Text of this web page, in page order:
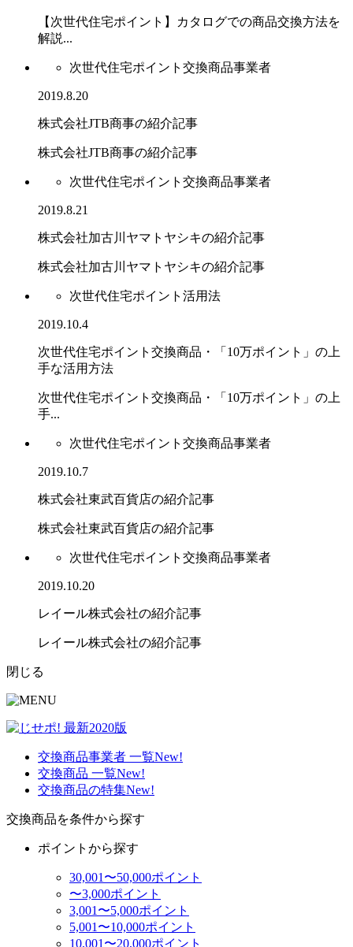
【次世代住宅ポイント】カタログでの商品交換方法を
解説...
次世代住宅ポイント交換商品事業者
2019.8.20
株式会社JTB商事の紹介記事
株式会社JTB商事の紹介記事
次世代住宅ポイント交換商品事業者
2019.8.21
株式会社加古川ヤマトヤシキの紹介記事
株式会社加古川ヤマトヤシキの紹介記事
次世代住宅ポイント活用法
2019.10.4
次世代住宅ポイント交換商品・「10万ポイント」の上
手な活用方法
次世代住宅ポイント交換商品・「10万ポイント」の上
手...
次世代住宅ポイント交換商品事業者
2019.10.7
株式会社東武百貨店の紹介記事
株式会社東武百貨店の紹介記事
次世代住宅ポイント交換商品事業者
2019.10.20
レイール株式会社の紹介記事
レイール株式会社の紹介記事
閉じる
交換商品事業者 一覧New!
交換商品 一覧New!
交換商品の特集New!
交換商品を条件から探す
ポイントから探す
30,001〜50,000ポイント
〜3,000ポイント
3,001〜5,000ポイント
5,001〜10,000ポイント
10,001〜20,000ポイント